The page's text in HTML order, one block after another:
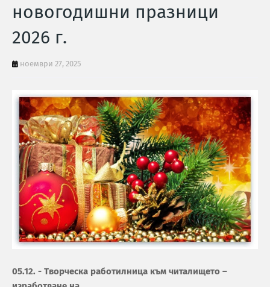
новогодишни празници
2026 г.
ноември 27, 2025
05.12. - Творческа работилница към читалището –